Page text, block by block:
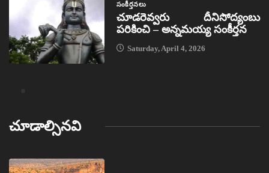
సంకీర్తనలు
చూడరెవ్వరు దీనిసోద్యంబు
పరికించి – అన్నమయ్య సంకీర్తన
Saturday, April 4, 2026
చూడాల్సినవి